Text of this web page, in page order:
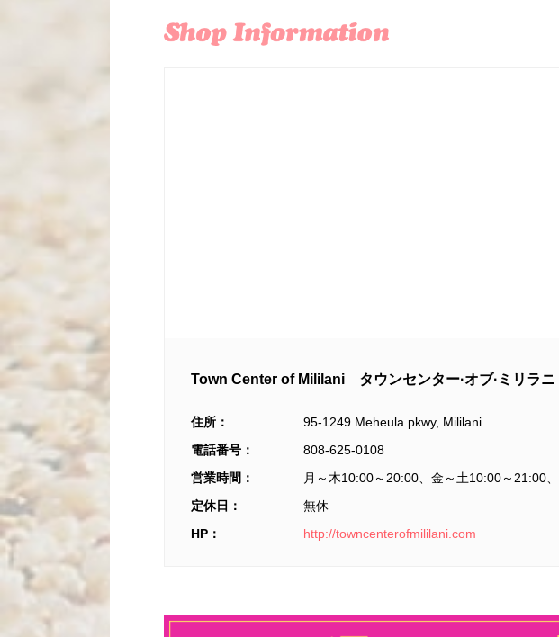
Town Center of Mililani タウンセンター·オブ·ミリラニ
住所：
95-1249 Meheula pkwy, Mililani
電話番号：
808-625-0108
営業時間：
月～木10:00～ 20:00 、金～土10:00～ 21:00
定休日：
無休
HP：
http://towncenterofmililani.com